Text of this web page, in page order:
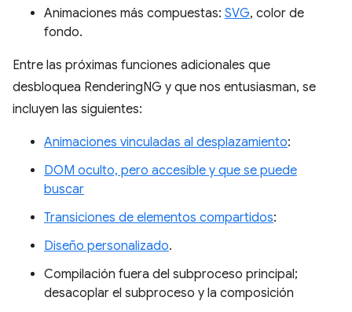
Animaciones más compuestas: SVG, color de
fondo.
Entre las próximas funciones adicionales que
desbloquea RenderingNG y que nos entusiasman, se
incluyen las siguientes:
Animaciones vinculadas al desplazamiento:
DOM oculto, pero accesible y que se puede
buscar
Transiciones de elementos compartidos:
Diseño personalizado.
Compilación fuera del subproceso principal;
desacoplar el subproceso y la composición